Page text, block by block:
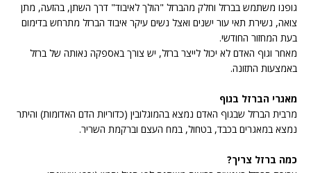
גופנו משתמש בברזל וחלק מהברזל "הולך לאיבוד" דרך השתן, בהזעה, מתן
צואה, נשירת תאי עור ישנים ואצל נשים עיקר איבוד הברזל מתרחש בדימום
בעת המחזור החודשי.
מאחר וגוף האדם לא יכול לייצר ברזל, יש צורך באספקה נאותה של ברזל
באמצעות התזונה.
מאגרי הברזל בגוף
מרבית הברזל שבגוף האדם נמצא בהמוגלובין (כדוריות הדם האדומות) והיתר
נמצא במאגרים בכבד, בטחול, במח העצם וברקמת השריר.
כמה ברזל צריך?